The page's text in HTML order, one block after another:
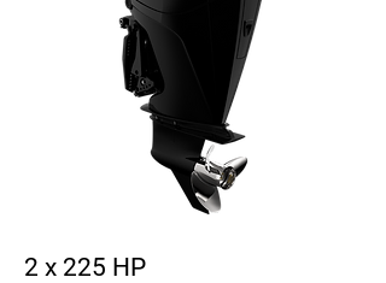
2 x 225 HP